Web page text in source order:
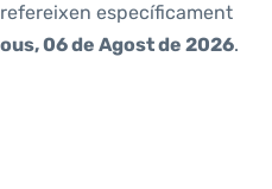
específicament
06 de Agost de 2026.